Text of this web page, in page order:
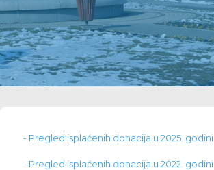
- Pregled isplaćenih donacija u 2025. godini
- Pregled isplaćenih donacija u 2022. godini